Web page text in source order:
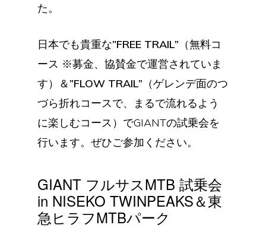
た。
日本でも貴重な”FREE TRAIL” （無料コ
ース ※募金、協賛金で運営されていま
す）＆”FLOW TRAIL” （ゲレンデ面のつ
づら折れコースで、まるで流れるよう
に楽しむコース）でGIANTの試乗会を
行います。ぜひご参加ください。
GIANT フルサスMTB 試乗会
in NISEKO TWINPEAKS＆東
急ヒラフMTBパーク